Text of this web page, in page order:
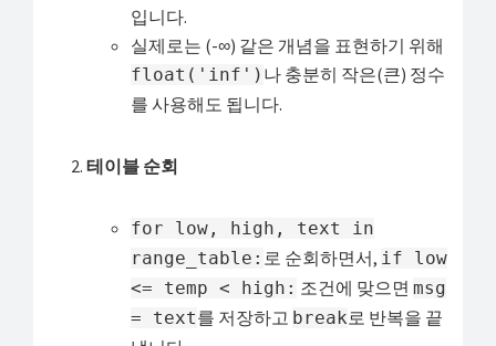
입니다.
실제로는 (-∞) 같은 개념을 표현하기 위해
float('inf') 나 충분히 작은(큰) 정수
를 사용해도 됩니다.
테이블 순회
for low, high, text in
range_table: 로 순회하면서, if low
<= temp < high: 조건에 맞으면 msg
= text를 저장하고 break 로 반복을 끝